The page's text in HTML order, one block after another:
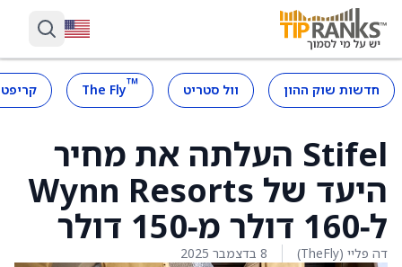
חדשות שוק ההון וול סטריט ™
The Fly
Stifel העלתה את מחיר
היעד של Wynn Resorts
ל‑160 דולר מ‑150 דולר
דה פליי (TheFly) 8 בדצמבר 2025